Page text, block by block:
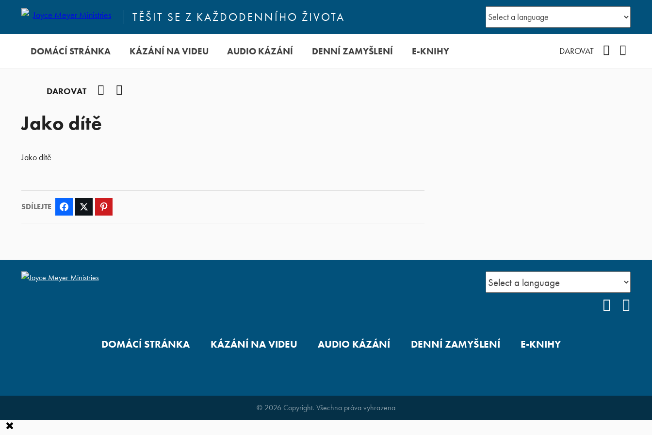
TĚŠIT SE Z KAŽDODENNÍHO ŽIVOTA
DOMÁCÍ STRÁNKA KÁZÁNÍ NA VIDEU AUDIO KÁZÁNÍ DENNÍ ZAMYŠLENÍ E-KNIHY DAROVAT
DAROVAT
Jako dítě
Jako dítě
SDÍLEJTE Facebook Twitter
DOMÁCÍ STRÁNKA KÁZÁNÍ NA VIDEU AUDIO KÁZÁNÍ DENNÍ ZAMYŠLENÍ E-KNIHY
© 2026 Copyright. Všechna práva vyhrazena